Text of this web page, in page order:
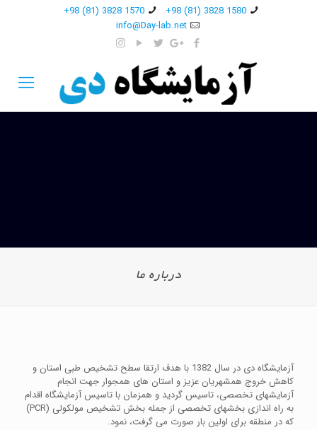
1580 3828 (81) 98+
1570 3828 (81) 98+
info@Day-lab.net
درباره ما
آزمایشگاه دی در سال 1382 با هدف ارتقا سطح تشخیص طبی استان و
کاهش خروج همشهریان عزیز و استان های همجوار جهت انجام
آزمایشهای تخصصی، تاسیس گردید و همزمان با تاسیس آزمایشگاه اقدام
به راه اندازی بخشهای تخصصی از جمله بخش تشخیص مولکولی (PCR)
که در منطقه برای اولین بار صورت می گرفت، نمود.